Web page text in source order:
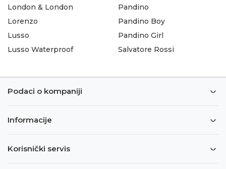
London & London
Lorenzo
Lusso
Lusso Waterproof
Pandino
Pandino Boy
Pandino Girl
Salvatore Rossi
Podaci o kompaniji
Informacije
Korisnički servis